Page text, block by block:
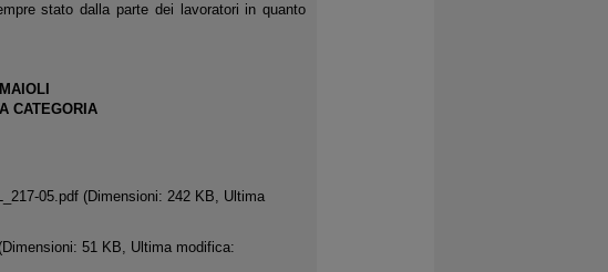
stato dalla parte dei lavoratori in quanto
CATEGORIA
05.pdf (Dimensioni: 242 KB, Ultima
(Dimensioni: 51 KB, Ultima modifica: